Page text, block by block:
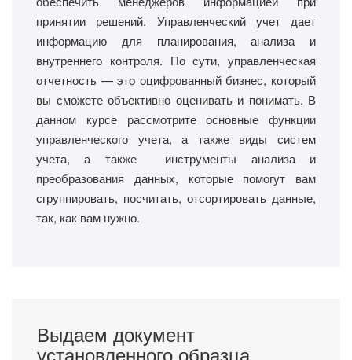
принятии решений. Управленческий учет дает
информацию для планирования, анализа и
внутреннего контроля. По сути, управленческая
отчетность — это оцифрованный бизнес, который
вы сможете объективно оценивать и понимать. В
данном курсе рассмотрите основные функции
управленческого учета, а также виды систем
учета, а также инструменты анализа и
преобразования данных, которые помогут вам
сгруппировать, посчитать, отсортировать данные,
так, как вам нужно.
Выдаем документ
установленного образца